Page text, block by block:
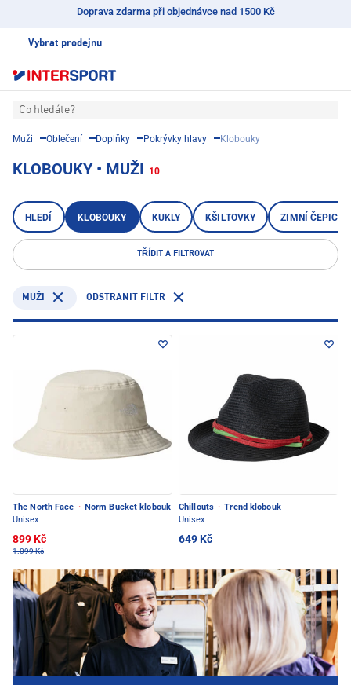
Doprava zdarma při objednávce nad 1500 Kč
Vybrat prodejnu
Co hledáte?
Muži Oblečení Doplňky Pokrývky hlavy Klobouky
KLOBOUKY • MUŽI 10
HLEDÍ KLOBOUKY KUKLY KŠILTOVKY ZIMNÍ ČEPICE
TŘÍDIT A FILTROVAT
MUŽI ODSTRANIT FILTR
The North Face · Norm Bucket klobouk
Unisex
899 Kč
1.099 Kč
Chillouts · Trend klobouk
Unisex
649 Kč